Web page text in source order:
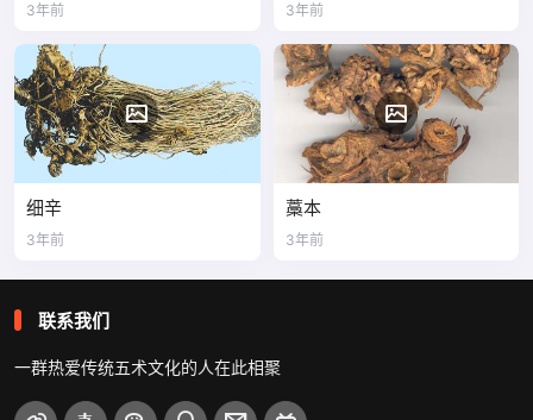
3年前 3年前
细辛
3年前
藁本
3年前
联系我们
一群热爱传统五术文化的人在此相聚